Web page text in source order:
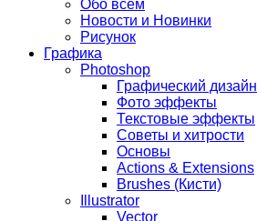
Обо всём
Новости и Новинки
Рисунок
Графика
Photoshop
Графический дизайн
Фото эффекты
Текстовые эффекты
Советы и хитрости
Основы
Actions & Extensions
Brushes (Кисти)
Illustrator
Vector